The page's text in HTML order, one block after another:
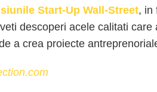
Start-Up Wall-Street, in
descoperi acele calitati care
a crea proiecte